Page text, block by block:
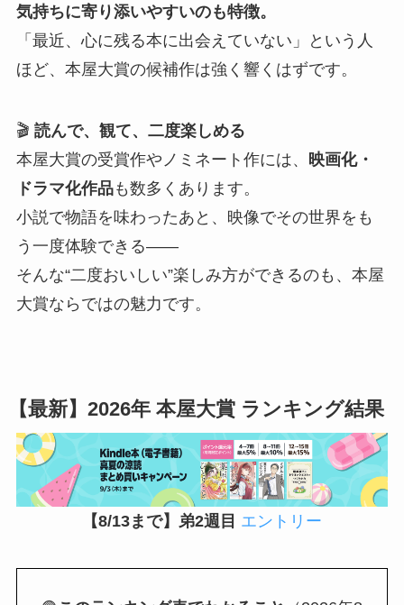
気持ちに寄り添いやすいのも特徴。
「最近、心に残る本に出会えていない」という人
ほど、本屋大賞の候補作は強く響くはずです。
🎬 読んで、観て、二度楽しめる
本屋大賞の受賞作やノミネート作には、
映画化・
ドラマ化作品も数多くあります。
小説で物語を味わったあと、映像でその世界をも
う一度体験できる——
そんな“二度おいしい”楽しみ方ができるのも、本屋
大賞ならではの魅力です。
【最新】2026年 本屋大賞 ランキング結果
【8/13まで】弟2週目 エントリー